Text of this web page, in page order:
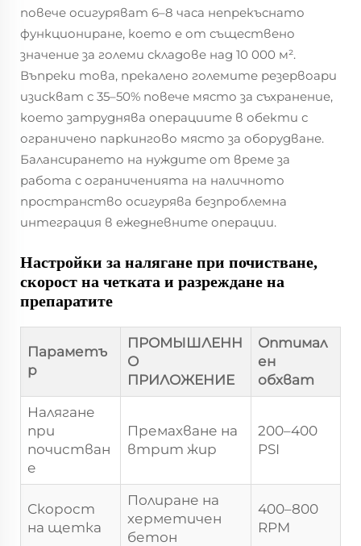
повече осигуряват 6–8 часа непрекъснато
функциониране, което е от съществено
значение за големи складове над 10 000 м².
Въпреки това, прекалено големите резервоари
изискват с 35–50% повече място за съхранение,
което затруднява операциите в обекти с
ограничено паркингово място за оборудване.
Балансирането на нуждите от време за
работа с ограниченията на наличното
пространство осигурява безпроблемна
интеграция в ежедневните операции.
Настройки за налягане при почистване,
скорост на четката и разреждане на
препаратите
Параметъ
р
ПРОМЫШЛЕНН
О
ПРИЛОЖЕНИЕ
Оптимал
ен
обхват
Налягане
при
почистван
е
Премахване на
втрит жир
200–400
PSI
Скорост
на щетка
Полиране на
херметичен
бетон
400–800
RPM